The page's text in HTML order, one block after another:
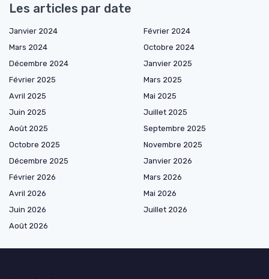
Les articles par date
Janvier 2024
Février 2024
Mars 2024
Octobre 2024
Décembre 2024
Janvier 2025
Février 2025
Mars 2025
Avril 2025
Mai 2025
Juin 2025
Juillet 2025
Août 2025
Septembre 2025
Octobre 2025
Novembre 2025
Décembre 2025
Janvier 2026
Février 2026
Mars 2026
Avril 2026
Mai 2026
Juin 2026
Juillet 2026
Août 2026